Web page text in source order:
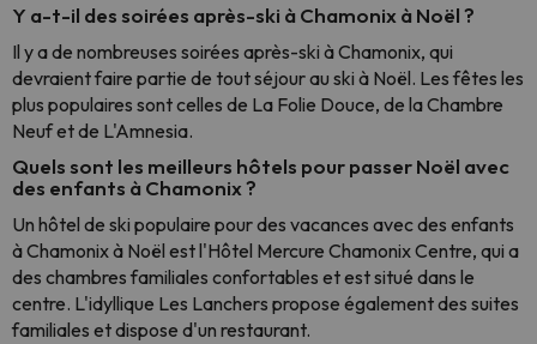
Y a-t-il des soirées après-ski à Chamonix à Noël ?
Il y a de nombreuses soirées après-ski à Chamonix, qui
devraient faire partie de tout séjour au ski à Noël. Les fêtes les
plus populaires sont celles de La Folie Douce, de la Chambre
Neuf et de L'Amnesia.
Quels sont les meilleurs hôtels pour passer Noël avec
des enfants à Chamonix ?
Un hôtel de ski populaire pour des vacances avec des enfants
à Chamonix à Noël est l'Hôtel Mercure Chamonix Centre, qui a
des chambres familiales confortables et est situé dans le
centre. L'idyllique Les Lanchers propose également des suites
familiales et dispose d'un restaurant.